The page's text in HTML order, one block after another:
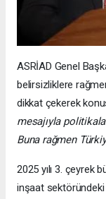
ASRİAD Genel
belirsizliklere
dikkat çekerek
mesajıyla
Buna rağmen
2025 yılı 3. çeyrek
inşaat